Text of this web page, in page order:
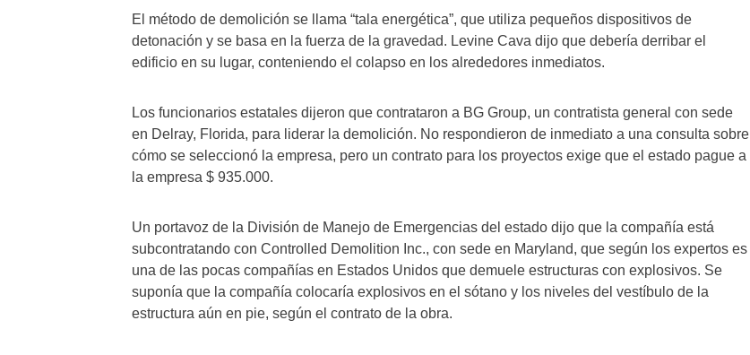
El método de demolición se llama “tala energética”, que utiliza pequeños dispositivos de
detonación y se basa en la fuerza de la gravedad. Levine Cava dijo que debería derribar el
edificio en su lugar, conteniendo el colapso en los alrededores inmediatos.
Los funcionarios estatales dijeron que contrataron a BG Group, un contratista general con sede
en Delray, Florida, para liderar la demolición. No respondieron de inmediato a una consulta sobre
cómo se seleccionó la empresa, pero un contrato para los proyectos exige que el estado pague a
la empresa $ 935.000.
Un portavoz de la División de Manejo de Emergencias del estado dijo que la compañía está
subcontratando con Controlled Demolition Inc., con sede en Maryland, que según los expertos es
una de las pocas compañías en Estados Unidos que demuele estructuras con explosivos. Se
suponía que la compañía colocaría explosivos en el sótano y los niveles del vestíbulo de la
estructura aún en pie, según el contrato de la obra.